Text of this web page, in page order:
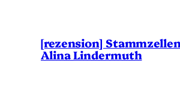
[rezension]
Alina Lindermuth